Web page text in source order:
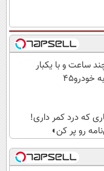
ساعت و با یکبار
خودرو45
که درد کمر داری!
رو پر کن◖